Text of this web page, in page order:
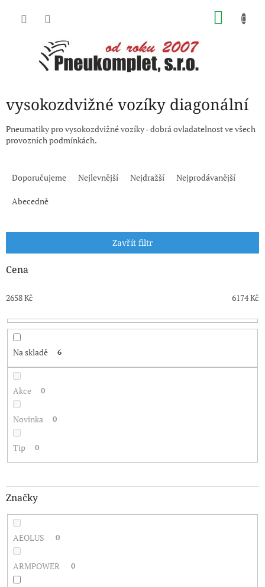
vysokozdvižné vozíky diagonální
Pneumatiky pro vysokozdvižné vozíky - dobrá ovladatelnost ve všech
provozních podmínkách.
r
o
u
k
t
ů
Doporučujeme Nejlevnější Nejdražší Nejprodávanější
Abecedně
Zavřít filtr
Cena
2658Kč 6174Kč
Na skladě 6
Akce 0
Novinka 0
Tip 0
Značky
AEOLUS 0
ARMPOWER 0